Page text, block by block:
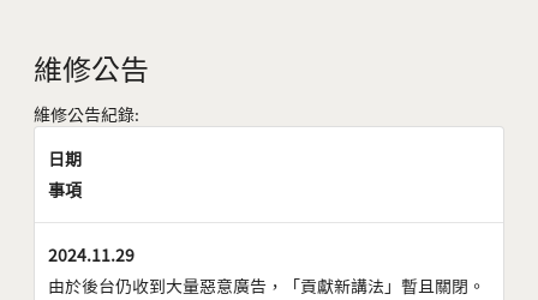
維修公告
維修公告紀錄:
日期
事項
2024.11.29
由於後台仍收到大量惡意廣告，「貢獻新講法」暫且關閉。